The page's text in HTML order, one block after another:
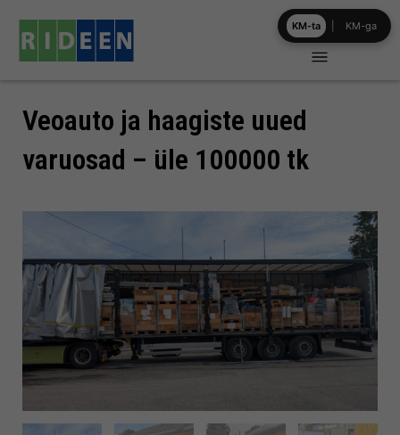
content
Veoauto ja haagiste uued
varuosad – üle 100000 tk
KM-ta KM-ga